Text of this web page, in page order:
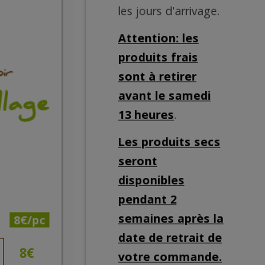
8€/pc
8€
les jours d'arrivage.
Attention: les
produits frais
sont à retirer
avant le samedi
13 heures.
Les produits secs
seront
disponibles
pendant 2
semaines après la
date de retrait de
votre commande.